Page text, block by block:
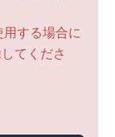
する場合に
てくださ